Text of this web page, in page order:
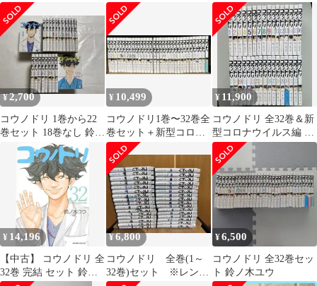
歯抜けなし
木ユウ [レンタル落ち]
[コミック] [漫画]
コロナウイルス編 レン
タル用【全巻セット コ
ミック・本 中古
Comic】レンタル落ち
¥2,700
コウノドリ 1巻から22
巻セット 18巻なし 鈴ノ
木ユウ
¥ 10,499
コウノドリ1巻〜32巻全
巻セット＋新型コロナ
ウィルス編 24時間以
内に発送します
¥ 11,900
コウノドリ 全32巻＆新
型コロナウイルス編 鈴
ノ木ユウ 全巻セット
¥ 14,196
【中古】 コウノドリ 全
32巻 完結 セット 鈴ノ
¥6,800
コウノドリ 全巻(1～
32巻)セット ※レンタ
¥6,500
コウノドリ 全32巻セッ
ト 鈴ノ木ユウ